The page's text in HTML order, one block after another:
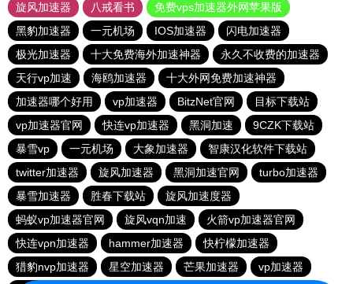
旋风加速器
八戒看书
免费vps加速器外网苹果版
黑豹加速器
一元机场 IOS加速器
闪电加速器
极光加速器
十大免费海外加速神器
永久不收费的加速器
天行vp加速
海鸥加速器
十大外网免费加速神器
加速器哪个好用
vp加速器 BitzNet官网
目标下载站
vp加速器官网
快连vp加速器 黑洞加速
9CZK下载站
暴雪vp
一元机场 大象加速器
智康汉化软件下载站
twitter加速器
旋风加速器 黑洞加速官网
turbo加速器
暴雪加速器
胜春下载站
旋风加速度器
蚂蚁vp加速器官网
旋风vqn加速
火箭vp加速器官网
快连vρn加速器
hammer加速器
快柠檬加速器
猎豹nvp加速器
星空加速器 芒果加速器 vp加速器